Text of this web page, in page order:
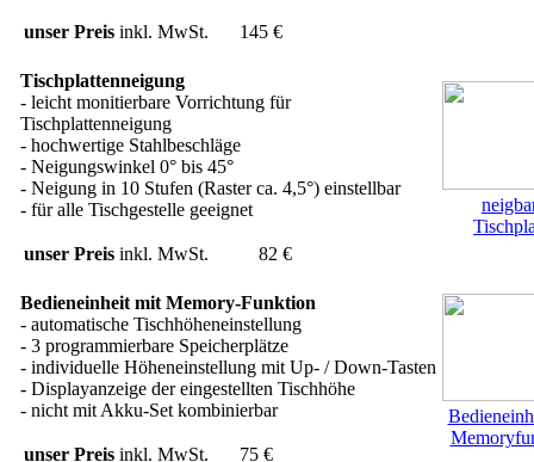
unser Preis inkl. MwSt. 145 €
Tischplattenneigung
- leicht monitierbare Vorrichtung für
Tischplattenneigung
- hochwertige Stahlbeschläge
- Neigungswinkel 0° bis 45°
- Neigung in 10 Stufen (Raster ca. 4,5°) einstellbar
- für alle Tischgestelle geeignet
unser Preis inkl. MwSt. 82 €
Bedieneinheit mit Memory-Funktion
- automatische Tischhöheneinstellung
- 3 programmierbare Speicherplätze
- individuelle Höheneinstellung mit Up- / Down-Tasten
- Displayanzeige der eingestellten Tischhöhe
- nicht mit Akku-Set kombinierbar
unser Preis inkl. MwSt. 75 €